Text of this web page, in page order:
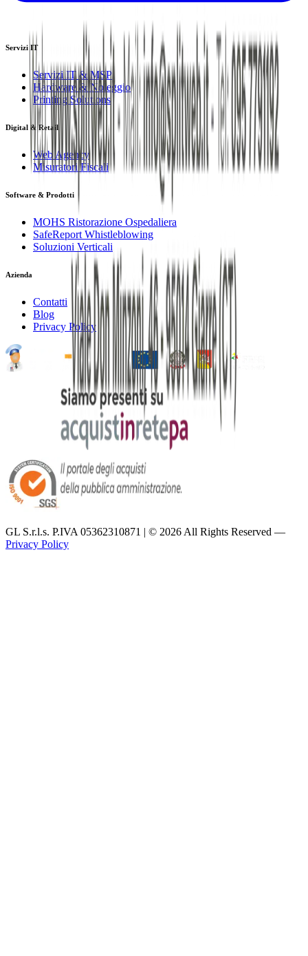
Servizi IT
Servizi IT & MSP
Hardware & Noleggio
Printing Solutions
Digital & Retail
Web Agency
Misuratori Fiscali
Software & Prodotti
MOHS Ristorazione Ospedaliera
SafeReport Whistleblowing
Soluzioni Verticali
Azienda
Contatti
Blog
Privacy Policy
GL S.r.l.s. P.IVA 05362310871 | © 2026 All Rights Reserved —
Privacy Policy